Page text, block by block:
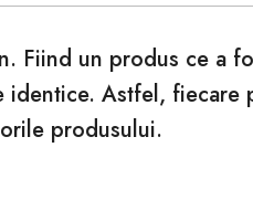
Fiind un produs ce a
identice. Astfel,
produsului.